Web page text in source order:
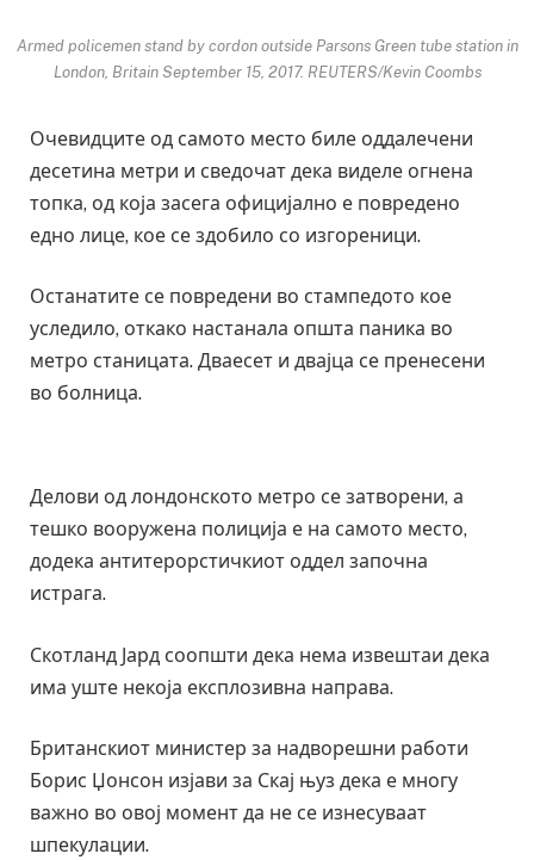
Armed policemen stand by cordon outside Parsons Green tube station in
London, Britain September 15, 2017. REUTERS/Kevin Coombs
Очевидците од самото место биле оддалечени
десетина метри и сведочат дека виделе огнена
топка, од која засега официјално е повредено
едно лице, кое се здобило со изгореници.
Останатите се повредени во стампедото кое
уследило, откако настанала општа паника во
метро станицата. Дваесет и двајца се пренесени
во болница.
Делови од лондонското метро се затворени, а
тешко вооружена полиција е на самото место,
додека антитерорстичкиот оддел започна
истрага.
Скотланд Јард соопшти дека нема извештаи дека
има уште некоја експлозивна направа.
Британскиот министер за надворешни работи
Борис Џонсон изјави за Скај њуз дека е многу
важно во овој момент да не се изнесуваат
шпекулации.